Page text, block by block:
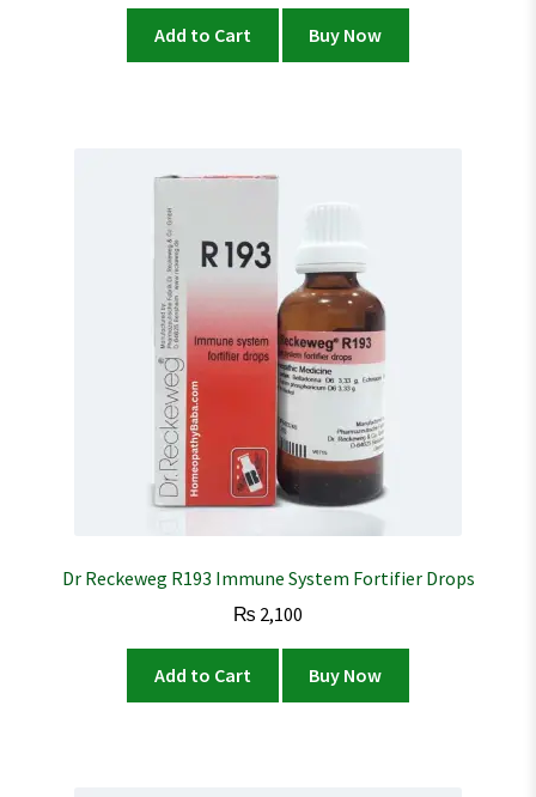
Add to Cart Buy Now
Dr Reckeweg R193 Immune System Fortifier Drops
₨ 2,100
Add to Cart Buy Now